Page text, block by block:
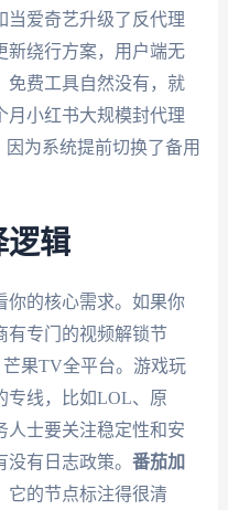
当爱奇艺升级了反代理
新绕行方案，用户端无
免费工具自然没有，就
月小红书大规模封代理
为系统提前切换了备用
逻辑
你的核心需求。如果你
有专门的视频解锁节
果TV全平台。游戏玩
专线，比如LOL、原
人士要关注稳定性和安
有日志政策。 番茄加
它的节点标注得很清